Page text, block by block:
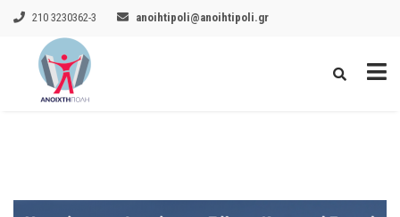
210 3230362-3 anoihtipoli@anoihtipoli.gr